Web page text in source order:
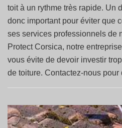
toit à un rythme très rapide. Un
donc important pour éviter que
ses services professionnels de
Protect Corsica, notre
vous évite de devoir investir
de toiture. Contactez-nous pour